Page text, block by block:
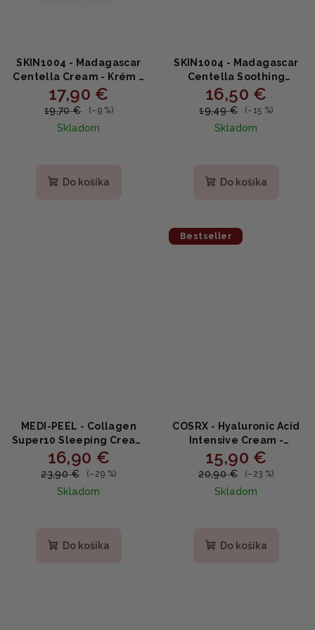
SKIN1004 - Madagascar
Centella Cream - Krém z
čistej centella asiatica
75ml
17,90 €
19,70 € (–9 %)
Skladom
produktu
Do košíka
SKIN1004 - Madagascar
Centella Soothing
Cream - Upokojujúci
krém 75ml
16,50 €
19,49 € (–15 %)
Skladom
produktu
Do košíka
MEDI-PEEL - Collagen
Super10 Sleeping Cream
- nočný krém proti
vráskam 70ml
16,90 €
23,90 € (–29 %)
Skladom
produktu
Do košíka
Bestseller
COSRX - Hyaluronic Acid
Intensive Cream -
intenzívne hydratačný
krém 100ml
15,90 €
20,90 € (–23 %)
Skladom
produktu
Do košíka